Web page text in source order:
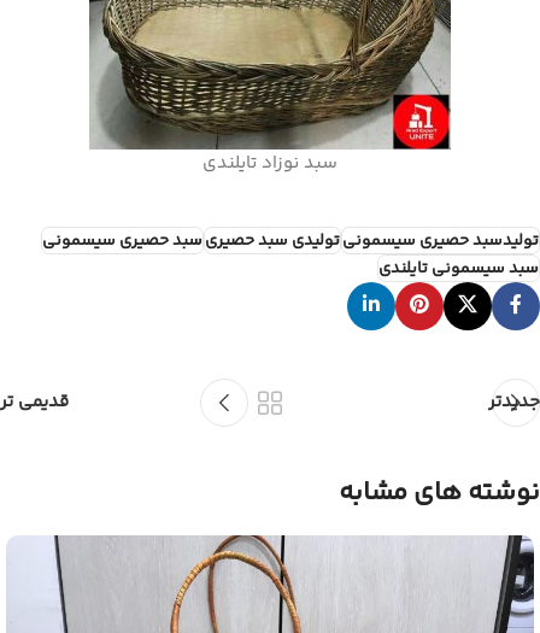
سبد نوزاد تایلندی
تولیدسبد حصیری سیسمونیتولیدی سبد حصیریسبد حصیری سیسمونی
سبد سیسمونی تایلندی
جدیدتر قدیمی تر
نوشته های مشابه